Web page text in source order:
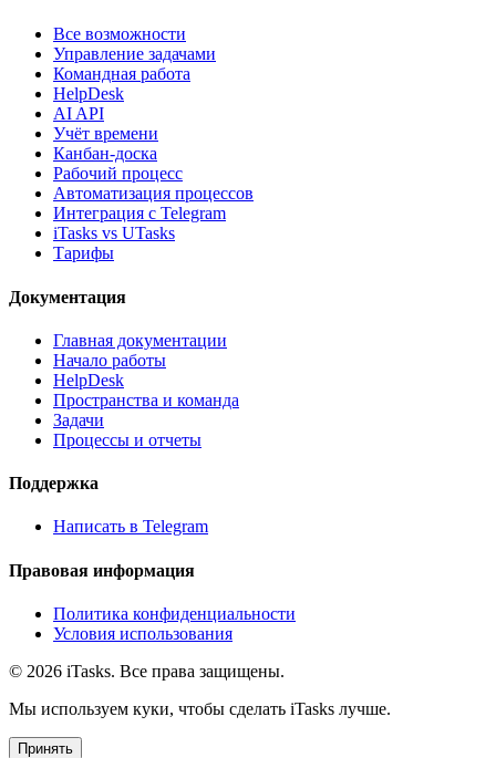
Все возможности
Управление задачами
Командная работа
HelpDesk
AI API
Учёт времени
Канбан-доска
Рабочий процесс
Автоматизация процессов
Интеграция с Telegram
iTasks vs UTasks
Тарифы
Документация
Главная документации
Начало работы
HelpDesk
Пространства и команда
Задачи
Процессы и отчеты
Поддержка
Написать в Telegram
Правовая информация
Политика конфиденциальности
Условия использования
© 2026 iTasks. Все права защищены.
Мы используем куки, чтобы сделать iTasks лучше.
Принять